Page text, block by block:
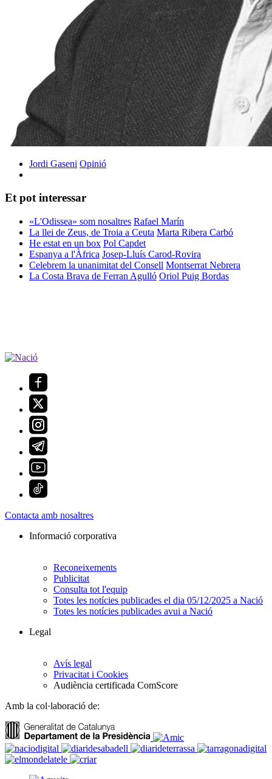
Jordi Gaseni Opinió
Et pot interessar
«L'Odissea» som nosaltres Rafael Marín
La llei de Zeus, de Troia a Ceuta Marta Ribera Carbó
He estat en un box Pol Capdet
Espanya a l'Àfrica Josep-Lluís Carod-Rovira
Celebrem la unanimitat del Consell Montserrat Nebrera
La Costa Brava de Ferran Agulló Oriol Puig Bordas
Contacta amb nosaltres
Informació corporativa
Reconeixements
Publicitat
Consulta tot l'equip
Totes les notícies publicades el dia 05/12/2025 a Nació
Totes les notícies publicades avui a Nació
Legal
Avís legal
Privacitat i Cookies
Audiència certificada ComScore
Amb la col·laboració de: